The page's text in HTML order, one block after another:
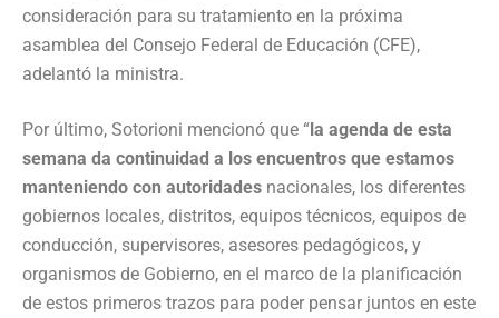
consideración para su tratamiento en la próxima
asamblea del Consejo Federal de Educación (CFE),
adelantó la ministra.
Por último, Sotorioni mencionó que “ la agenda de esta
semana da continuidad a los encuentros que estamos
manteniendo con autoridades nacionales, los diferentes
gobiernos locales, distritos, equipos técnicos, equipos de
conducción, supervisores, asesores pedagógicos, y
organismos de Gobierno, en el marco de la planificación
de estos primeros trazos para poder pensar juntos en este